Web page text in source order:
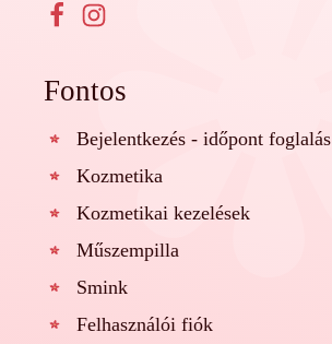
Fontos
Bejelentkezés - időpont foglalás
Kozmetika
Kozmetikai kezelések
Műszempilla
Smink
Felhasználói fiók